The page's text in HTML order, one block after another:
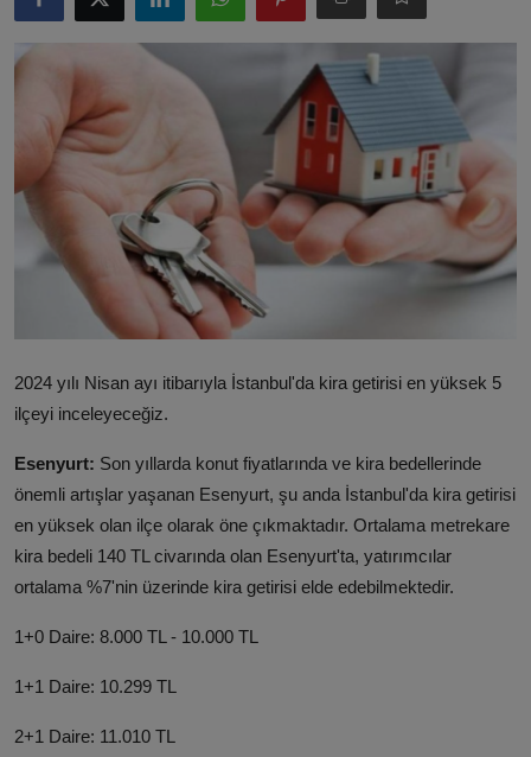
ŞİRKETLER
BELEDİYELER
2024 yılı Nisan ayı itibarıyla İstanbul'da kira getirisi en yüksek 5
ilçeyi inceleyeceğiz.
Esenyurt: Son yıllarda konut fiyatlarında ve kira bedellerinde
önemli artışlar yaşanan Esenyurt, şu anda İstanbul'da kira getirisi
en yüksek olan ilçe olarak öne çıkmaktadır. Ortalama metrekare
kira bedeli 140 TL civarında olan Esenyurt'ta, yatırımcılar
ortalama %7'nin üzerinde kira getirisi elde edebilmektedir.
1+0 Daire: 8.000 TL - 10.000 TL
1+1 Daire: 10.299 TL
2+1 Daire: 11.010 TL